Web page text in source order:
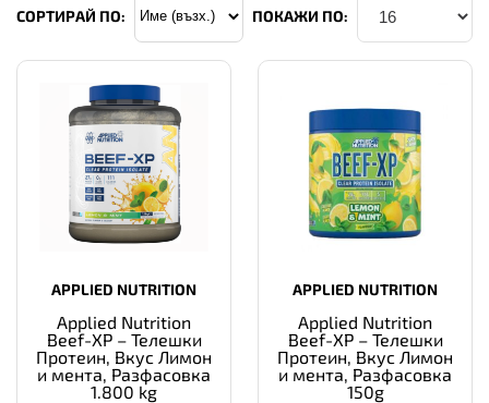
СОРТИРАЙ ПО: ПОКАЖИ ПО:
APPLIED NUTRITION
Applied Nutrition
Beef-XP – Телешки
Протеин, Вкус Лимон
и мента, Разфасовка
1.800 kg
APPLIED NUTRITION
Applied Nutrition
Beef-XP – Телешки
Протеин, Вкус Лимон
и мента, Разфасовка
150g